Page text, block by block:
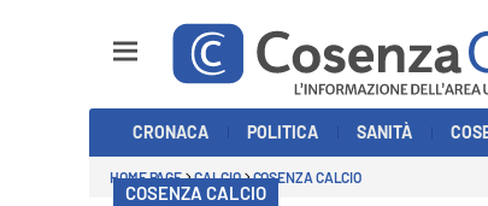
CRONACA POLITICA SANITÀ
HOME PAGE CALCIO COSENZA CALCIO
COSENZA CALCIO